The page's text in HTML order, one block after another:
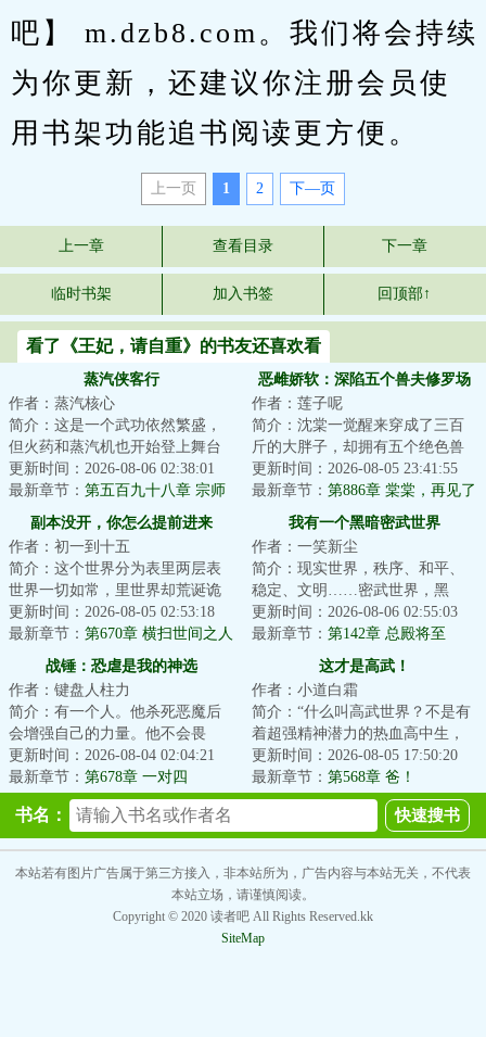
吧】 m.dzb8.com。我们将会持续
为你更新，还建议你注册会员使
用书架功能追书阅读更方便。
上一页 1 2 下—页
上一章 查看目录 下一章
临时书架 加入书签 回顶部↑
看了《王妃，请自重》的书友还喜欢看
蒸汽侠客行
作者：蒸汽核心
简介：这是一个武功依然繁盛，
但火药和蒸汽机也开始登上舞台
的世界。钢铁、火药和内功心法
同台竞技，战舰...
更新时间：2026-08-06 02:38:01
最新章节： 第五百九十八章 宗师
归真
恶雌娇软：深陷五个兽夫修罗场
作者：莲子呢
简介：沈棠一觉醒来穿成了三百
斤的大胖子，却拥有五个绝色兽
夫。美艳红狐，霸道黑狼，阴郁
白蛇，人鱼暴君...
更新时间：2026-08-05 23:41:55
最新章节： 第886章 棠棠，再见了
副本没开，你怎么提前进来
了？！
作者：初一到十五
简介：这个世界分为表里两层表
世界一切如常，里世界却荒诞诡
谲那里，超凡与扭曲并行，罪恶
与欲念滋长一旦...
更新时间：2026-08-05 02:53:18
最新章节： 第670章 横扫世间之人
（二合一）
我有一个黑暗密武世界
作者：一笑新尘
简介：现实世界，秩序、和平、
稳定、文明……密武世界，黑
暗、危险、灰烬、畸变陈峰穿越
而来，成为锦城大...
更新时间：2026-08-06 02:55:03
最新章节： 第142章 总殿将至
战锤：恐虐是我的神选
作者：键盘人柱力
简介：有一个人。他杀死恶魔后
会增强自己的力量。他不会畏
惧，敢于挑战任何强敌。并且非
常强大，战斗风格...
更新时间：2026-08-04 02:04:21
最新章节： 第678章 一对四
这才是高武！
作者：小道白霜
简介：“什么叫高武世界？不是有
着超强精神潜力的热血高中生，
不是有神秘的意识宫殿的天才。
这庞大的世界...
更新时间：2026-08-05 17:50:20
最新章节： 第568章 爸！
书名：
本站若有图片广告属于第三方接入，非本站所为，广告内容与本站无关，不代表
本站立场，请谨慎阅读。
Copyright © 2020 读者吧 All Rights Reserved.kk
SiteMap